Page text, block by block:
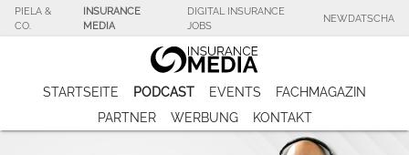
PIELA &
CO.
INSURANCE
MEDIA
DIGITAL INSURANCE
JOBS
NEWDATSCHA
STARTSEITE PODCAST EVENTS
FACHMAGAZIN
PARTNER
WERBUNG KONTAKT